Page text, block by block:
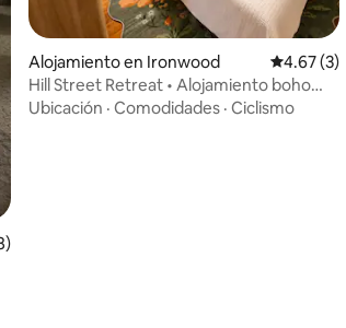
promedio: 4.71 de 5, 28 reseñas
Alojamiento en Ironwood
4.67 (3)
Hill Street Retreat • Alojamiento boho
con sauna de infrarrojos
Ubicación · Comodidades · Ciclismo